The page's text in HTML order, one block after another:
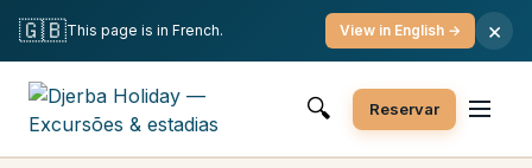
Cancelamento gratuito
Pagamento no dia
Preços mais baixos do mercado
Atendimento ao cliente 7 dias
🔍 Reservar
🇬🇧This page is in French. View in English → ×